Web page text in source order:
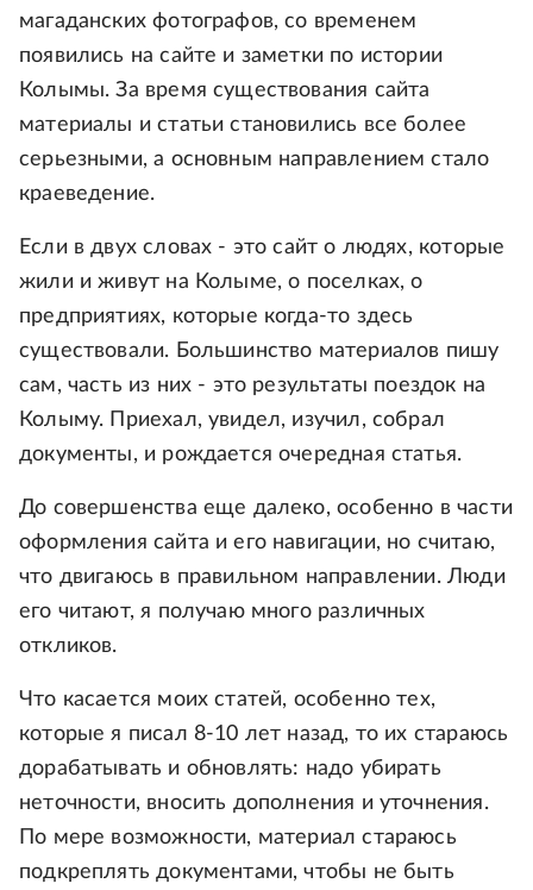
магаданских фотографов, со временем
появились на сайте и заметки по истории
Колымы. За время существования сайта
материалы и статьи становились все более
серьезными, а основным направлением стало
краеведение.
Если в двух словах - это сайт о людях, которые
жили и живут на Колыме, о поселках, о
предприятиях, которые когда-то здесь
существовали. Большинство материалов пишу
сам, часть из них - это результаты поездок на
Колыму. Приехал, увидел, изучил, собрал
документы, и рождается очередная статья.
До совершенства еще далеко, особенно в части
оформления сайта и его навигации, но считаю,
что двигаюсь в правильном направлении. Люди
его читают, я получаю много различных
откликов.
Что касается моих статей, особенно тех,
которые я писал 8-10 лет назад, то их стараюсь
дорабатывать и обновлять: надо убирать
неточности, вносить дополнения и уточнения.
По мере возможности, материал стараюсь
подкреплять документами, чтобы не быть